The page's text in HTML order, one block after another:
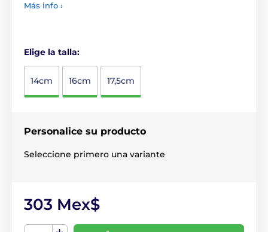
Más info ›
Elige la talla:
14cm 16cm 17,5cm
Personalice su producto
Seleccione primero una variante
303 Mex$